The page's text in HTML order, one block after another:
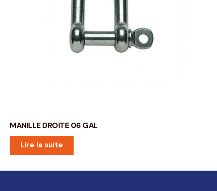
MANILLE DROITE 06 GAL
Lire la suite